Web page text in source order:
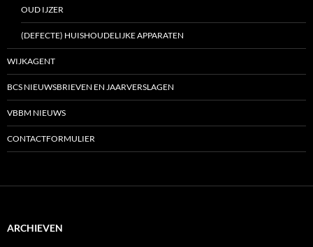
OUD IJZER
(DEFECTE) HUISHOUDELIJKE APPARATEN
WIJKAGENT
BCS NIEUWSBRIEVEN EN JAARVERSLAGEN
VBBM NIEUWS
CONTACTFORMULIER
ARCHIEVEN